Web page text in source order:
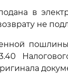
в
не